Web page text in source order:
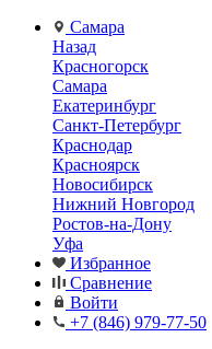
Самара
Назад
Красногорск
Самара
Екатеринбург
Санкт-Петербург
Краснодар
Красноярск
Новосибирск
Нижний Новгород
Ростов-на-Дону
Уфа
Избранное
Сравнение
Войти
+7 (846) 979-77-50